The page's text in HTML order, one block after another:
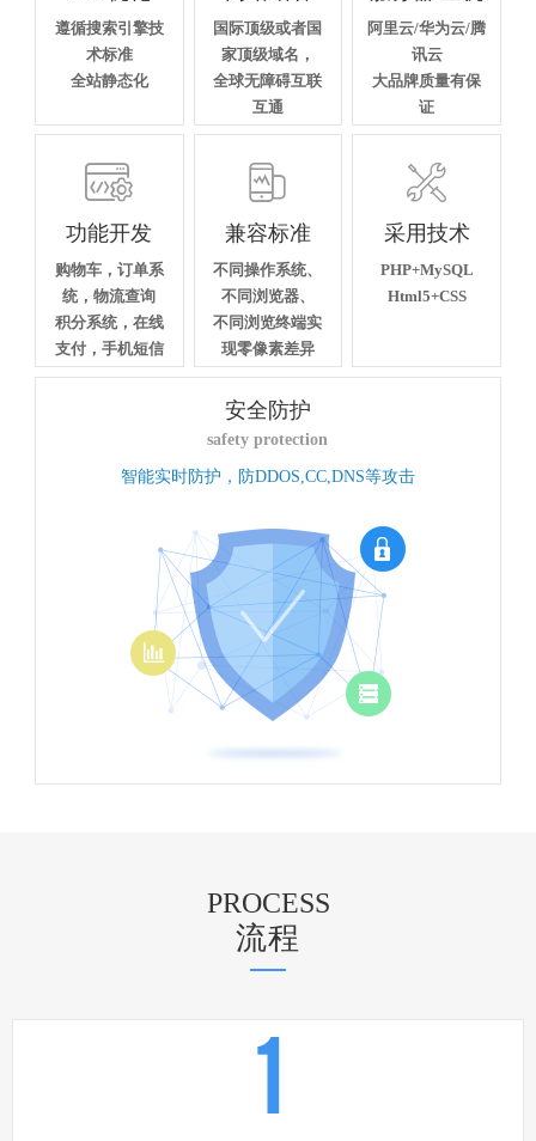
遵循搜索引擎技
术标准
全站静态化
国际顶级或者国
家顶级域名，
全球无障碍互联
互通
阿里云/华为云/腾
讯云
大品牌质量有保
证

功能开发
购物车，订单系
统，物流查询
积分系统，在线
支付，手机短信

兼容标准
不同操作系统、
不同浏览器、
不同浏览终端实
现零像素差异

采用技术
PHP+MySQL
Html5+CSS
安全防护
safety protection
智能实时防护，防DDOS,CC,DNS等攻击
PROCESS
流程